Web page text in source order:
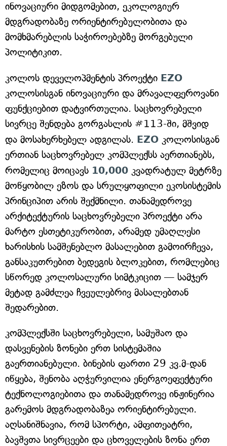
ინოვაციური მიდგომებით, ეკოლოგიურ
მდგრადობაზე ორიენტირებულობითა და
მომხმარებლის საჭიროებებზე მორგებული
პოლიტიკით.
კოლოს დეველოპმენტის პროექტი EZO
კოლოსისგან ინოვაციური და მრავალფეროვანი
ფუნქციებით დატვირთულია. საცხოვრებელი
სივრცე შენდება გორგასლის #113-ში, მშვიდ
და მოსახერხებელ ადგილას. EZO კოლოსისგან
ერთიან საცხოვრებელ კომპლექსს აერთიანებს,
რომელიც მოიცავს 10,000 კვადრატულ მეტრზე
მოწყობილ ეზოს და სრულყოფილი ეკოსისტემის
პრინციპით არის შექმნილი. თანამედროვე
არქიტექტურის საცხოვრებელი პროექტი არა
მარტო ესთეტიკურობით, არამედ უმაღლესი
ხარისხის სამშენებლო მასალებით გამოირჩევა,
განსაკუთრებით ბედეგის ბლოკებით, რომლებიც
სწორედ კოლოსალური სიმტკიცით — სამჯერ
მეტად გამძლეა ჩვეულებრივ მასალებთან
შედარებით.
კომპლექსში ⁠საცხოვრებელი, სამუშაო და
დასვენების ზონები ერთ სისტემაშია
გაერთიანებული. ბინების ფართი 29 კვ.მ-დან
იწყება, შენობა აღჭურვილია ენერგოეფექტური
ტექნოლოგიებითა და თანამედროვე ინჟინერია
გარემოს მდგრადობაზეა ორიენტირებული.
აღსანიშნავია, რომ სპორტი, ამფითეატრი,
ბავშვთა სივრცეები და ცხოველების ზონა ერთ